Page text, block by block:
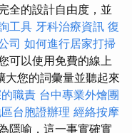
全的設計自由度，並
工具 牙科治療資訊 復
司 如何進行居家打掃
可以使用免費的線上
大您的詞彙量並聽起來
職責 台中專業外燴團
台胞證辦理 經絡按摩
隱喻，這一事實確實